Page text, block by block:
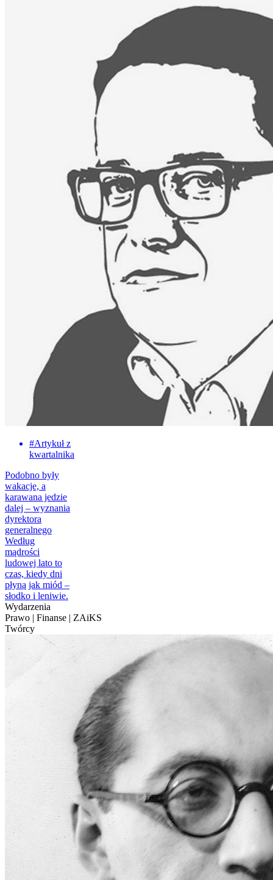
#Artykuł z
kwartalnika
Podobno były
wakacje, a
karawana jedzie
dalej – wyznania
dyrektora
generalnego
Według
mądrości
ludowej lato to
czas, kiedy dni
płyną jak miód –
słodko i leniwie.
Wydarzenia
Prawo | Finanse | ZAiKS
Twórcy